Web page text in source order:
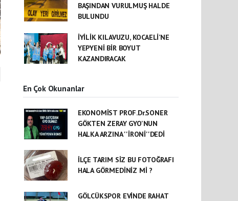
BAŞINDAN VURULMUŞ HALDE
BULUNDU
İYİLİK KILAVUZU, KOCAELİ’NE
YEPYENİ BİR BOYUT
KAZANDIRACAK
En Çok Okunanlar
EKONOMİST PROF.Dr.SONER
GÖKTEN ZERAY GYO'NUN
HALKA ARZINA ''İRONİ''DEDİ
İLÇE TARIM SİZ BU FOTOĞRAFI
HALA GÖRMEDİNİZ Mİ ?
GÖLCÜKSPOR EVİNDE RAHAT